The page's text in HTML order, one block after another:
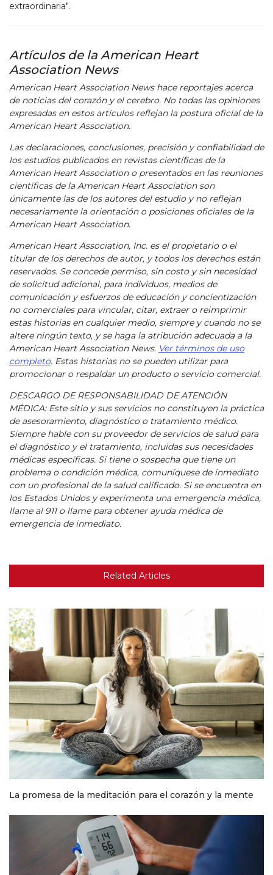
extraordinaria".
Artículos de la American Heart
Association News
American Heart Association News hace reportajes acerca
de noticias del corazón y el cerebro. No todas las opiniones
expresadas en estos artículos reflejan la postura oficial de la
American Heart Association.
Las declaraciones, conclusiones, precisión y confiabilidad de
los estudios publicados en revistas científicas de la
American Heart Association o presentados en las reuniones
científicas de la American Heart Association son
únicamente las de los autores del estudio y no reflejan
necesariamente la orientación o posiciones oficiales de la
American Heart Association.
American Heart Association, Inc. es el propietario o el
titular de los derechos de autor, y todos los derechos están
reservados. Se concede permiso, sin costo y sin necesidad
de solicitud adicional, para individuos, medios de
comunicación y esfuerzos de educación y concientización
no comerciales para vincular, citar, extraer o reimprimir
estas historias en cualquier medio, siempre y cuando no se
altere ningún texto, y se haga la atribución adecuada a la
American Heart Association News. Ver términos de uso
completo. Estas historias no se pueden utilizar para
promocionar o respaldar un producto o servicio comercial.
DESCARGO DE RESPONSABILIDAD DE ATENCIÓN
MÉDICA: Este sitio y sus servicios no constituyen la práctica
de asesoramiento, diagnóstico o tratamiento médico.
Siempre hable con su proveedor de servicios de salud para
el diagnóstico y el tratamiento, incluidas sus necesidades
médicas específicas. Si tiene o sospecha que tiene un
problema o condición médica, comuníquese de inmediato
con un profesional de la salud calificado. Si se encuentra en
los Estados Unidos y experimenta una emergencia médica,
llame al 911 o llame para obtener ayuda médica de
emergencia de inmediato.
Related Articles
La promesa de la meditación para el corazón y la mente